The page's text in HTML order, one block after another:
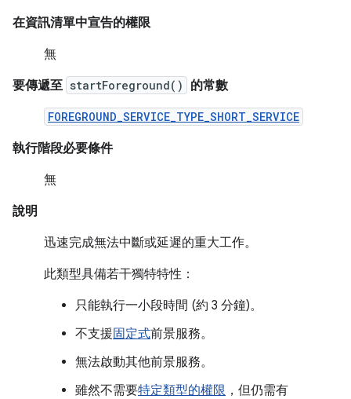
在資訊清單中宣告的權限
無
要傳遞至 startForeground() 的常數
FOREGROUND_SERVICE_TYPE_SHORT_SERVICE
執行階段必要條件
無
說明
迅速完成無法中斷或延遲的重大工作。
此類型具備若干獨特特性：
只能執行一小段時間 (約 3 分鐘)。
不支援固定式前景服務。
無法啟動其他前景服務。
雖然不需要特定類型的權限 ，但仍需有